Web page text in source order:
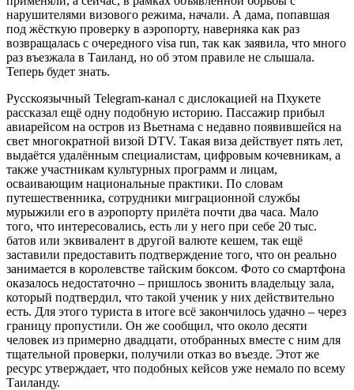
нарушителями визового режима, начали. А дама, попавшая
под жёсткую проверку в аэропорту, наверняка как раз
возвращалась с очередного visa run, так как заявила, что много
раз въезжала в Таиланд, но об этом правиле не слышала.
Теперь будет знать.
Русскоязычный Telegram-канал с дислокацией на Пхукете
рассказал ещё одну подобную историю. Пассажир прибыл
авиарейсом на остров из Вьетнама с недавно появившейся на
свет многократной визой DTV. Такая виза действует пять лет,
выдаётся удалённым специалистам, цифровым кочевникам, а
также участникам культурных программ и лицам,
осваивающим национальные практики. По словам
путешественника, сотрудники миграционной службы
мурыжили его в аэропорту прилёта почти два часа. Мало
того, что интересовались, есть ли у него при себе 20 тыс.
батов или эквивалент в другой валюте кешем, так ещё
заставили предоставить подтверждение того, что он реально
занимается в королевстве тайским боксом. Фото со смартфона
оказалось недостаточно – пришлось звонить владельцу зала,
который подтвердил, что такой ученик у них действительно
есть. Для этого туриста в итоге всё закончилось удачно – через
границу пропустили. Он же сообщил, что около десяти
человек из примерно двадцати, отобранных вместе с ним для
тщательной проверки, получили отказ во въезде. Этот же
ресурс утверждает, что подобных кейсов уже немало по всему
Таиланду.